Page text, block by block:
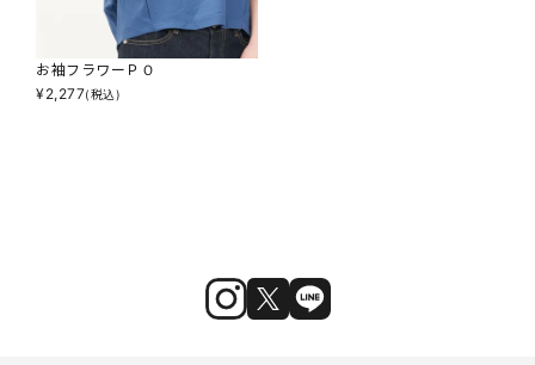
お袖フラワーＰＯ
¥2,277(税込)